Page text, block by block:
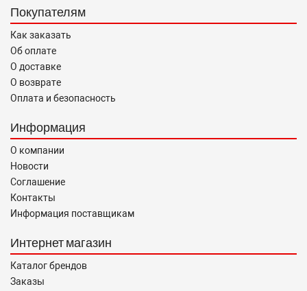
Покупателям
Как заказать
Об оплате
О доставке
О возврате
Оплата и безопасность
Информация
О компании
Новости
Соглашение
Контакты
Информация поставщикам
Интернет магазин
Каталог брендов
Заказы